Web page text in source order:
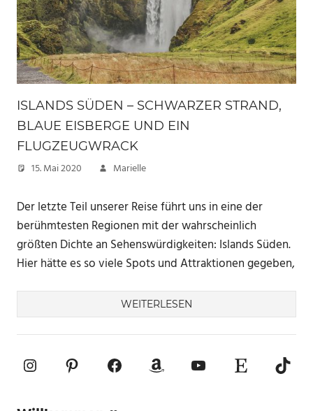
ISLANDS SÜDEN – SCHWARZER STRAND,
BLAUE EISBERGE UND EIN
FLUGZEUGWRACK
15. Mai 2020 Marielle
Der letzte Teil unserer Reise führt uns in eine der
berühmtesten Regionen mit der wahrscheinlich
größten Dichte an Sehenswürdigkeiten: Islands Süden.
Hier hätte es so viele Spots und Attraktionen gegeben,
WEITERLESEN
InstagramPinterestFacebookAmazonYouTube
Etsy-Shop